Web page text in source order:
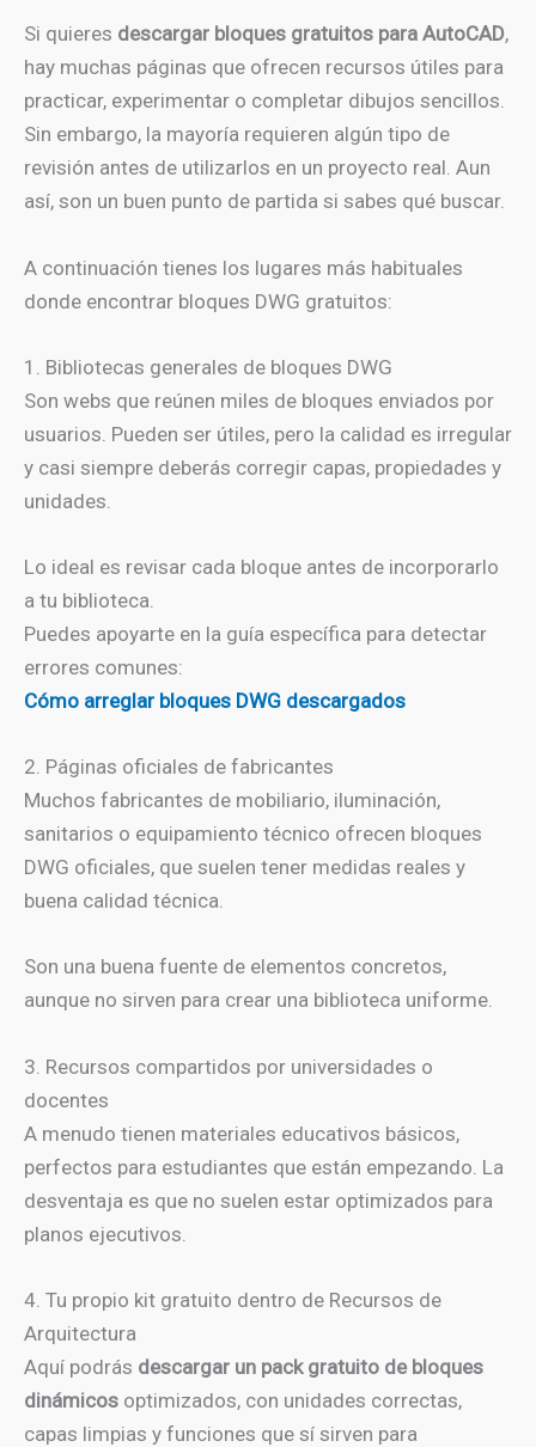
Si quieres descargar bloques gratuitos para AutoCAD,
hay muchas páginas que ofrecen recursos útiles para
practicar, experimentar o completar dibujos sencillos.
Sin embargo, la mayoría requieren algún tipo de
revisión antes de utilizarlos en un proyecto real. Aun
así, son un buen punto de partida si sabes qué buscar.
A continuación tienes los lugares más habituales
donde encontrar bloques DWG gratuitos:
1. Bibliotecas generales de bloques DWG
Son webs que reúnen miles de bloques enviados por
usuarios. Pueden ser útiles, pero la calidad es irregular
y casi siempre deberás corregir capas, propiedades y
unidades.
Lo ideal es revisar cada bloque antes de incorporarlo
a tu biblioteca.
Puedes apoyarte en la guía específica para detectar
errores comunes:
Cómo arreglar bloques DWG descargados
2. Páginas oficiales de fabricantes
Muchos fabricantes de mobiliario, iluminación,
sanitarios o equipamiento técnico ofrecen bloques
DWG oficiales, que suelen tener medidas reales y
buena calidad técnica.
Son una buena fuente de elementos concretos,
aunque no sirven para crear una biblioteca uniforme.
3. Recursos compartidos por universidades o
docentes
A menudo tienen materiales educativos básicos,
perfectos para estudiantes que están empezando. La
desventaja es que no suelen estar optimizados para
planos ejecutivos.
4. Tu propio kit gratuito dentro de Recursos de
Arquitectura
Aquí podrás descargar un pack gratuito de bloques
dinámicos optimizados, con unidades correctas,
capas limpias y funciones que sí sirven para